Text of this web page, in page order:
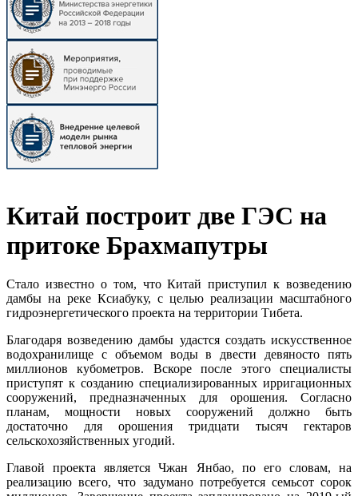
Китай построит две ГЭС на
притоке Брахмапутры
Стало известно о том, что Китай приступил к возведению
дамбы на реке Ксиабуку, с целью реализации масштабного
гидроэнергетического проекта на территории Тибета.
Благодаря возведению дамбы удастся создать искусственное
водохранилище с объемом воды в двести девяносто пять
миллионов кубометров. Вскоре после этого специалисты
приступят к созданию специализированных ирригационных
сооружений, предназначенных для орошения. Согласно
планам, мощности новых сооружений должно быть
достаточно для орошения тридцати тысяч гектаров
сельскохозяйственных угодий.
Главой проекта является Чжан Янбао, по его словам, на
реализацию всего, что задумано потребуется семьсот сорок